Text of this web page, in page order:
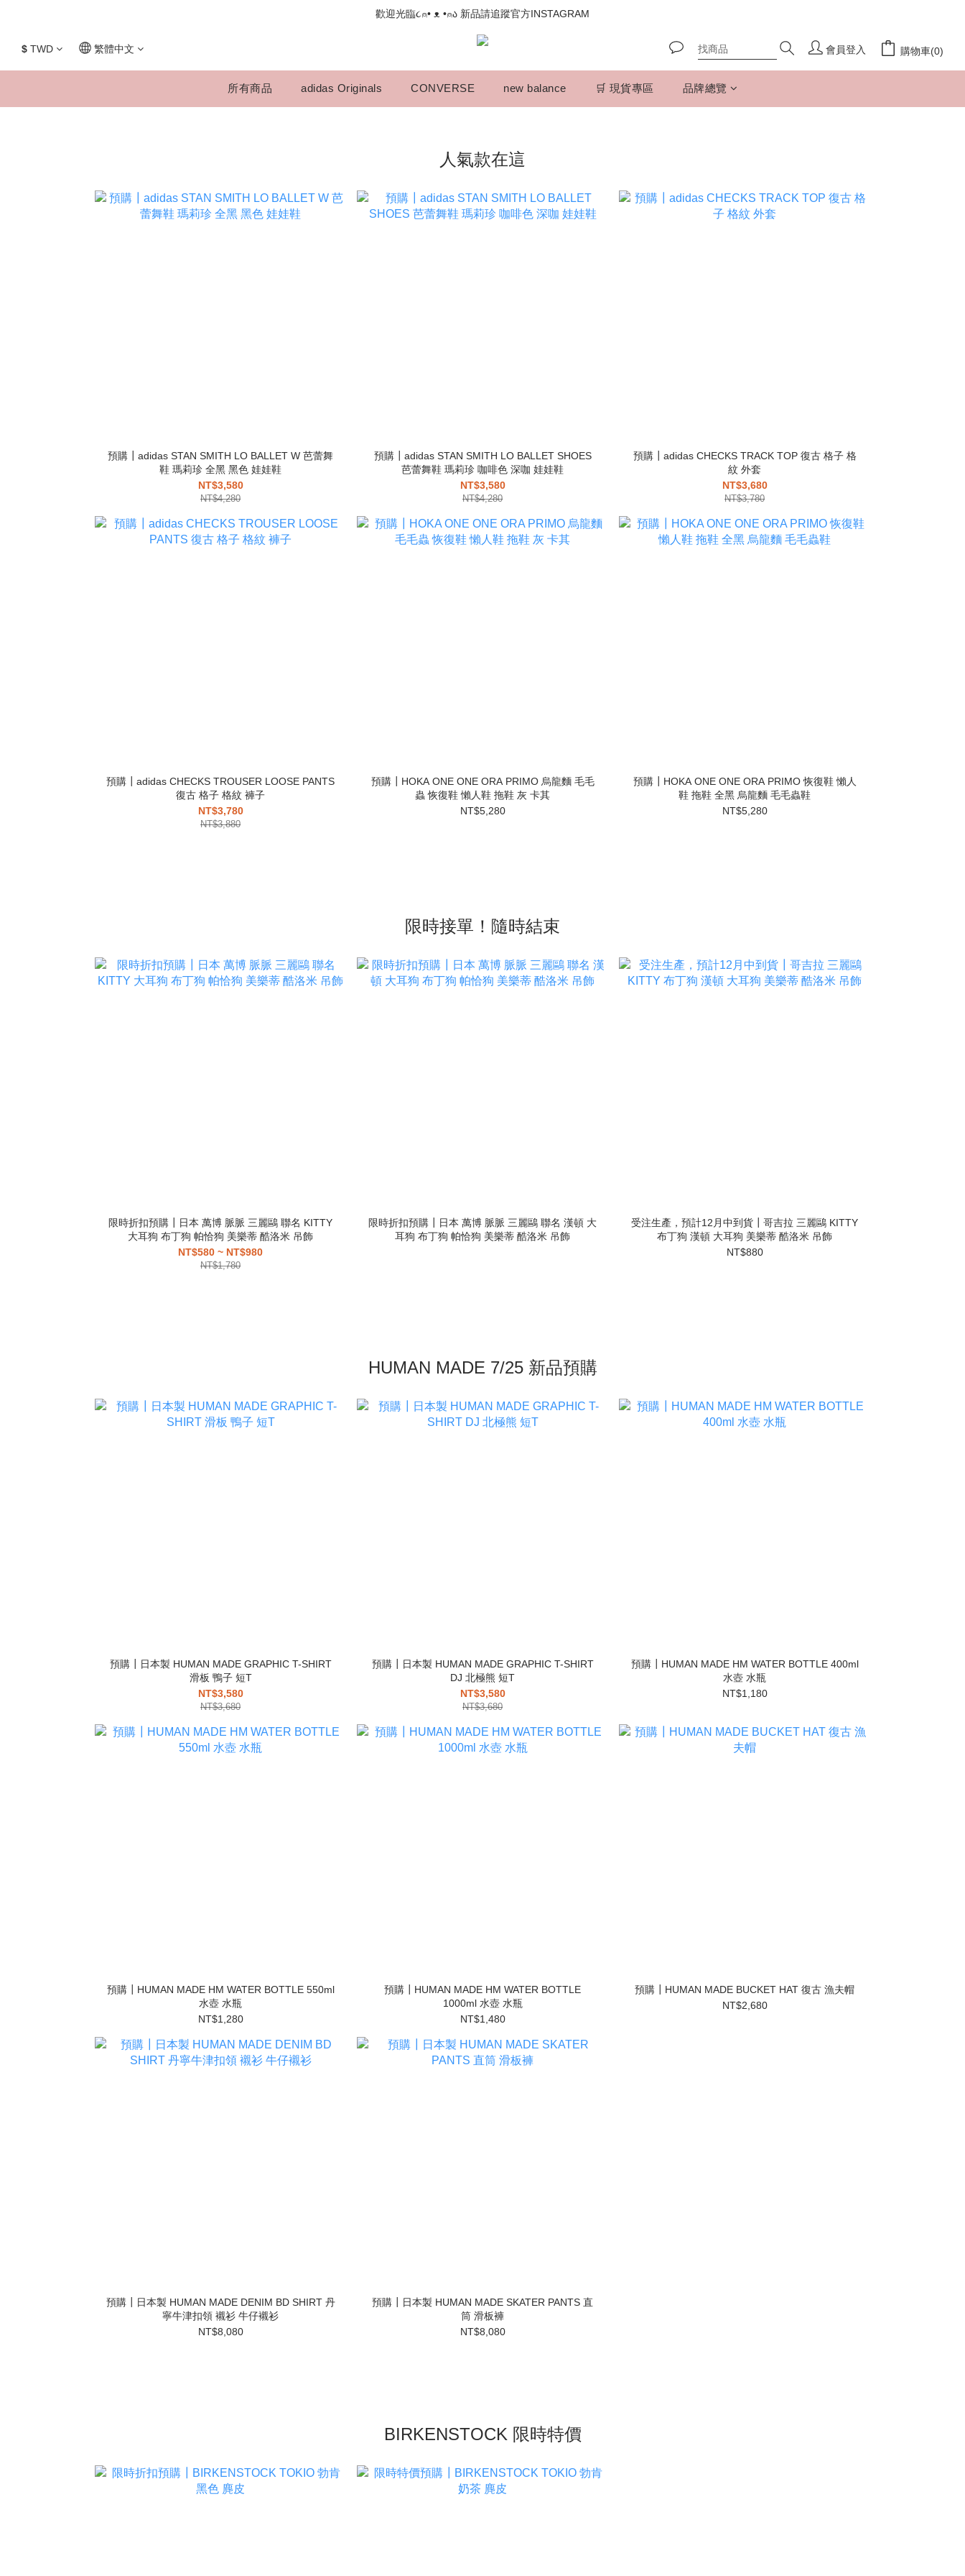
📣如果遇到結帳沒有反應，請另開瀏覽器 (不要直接從ig連結網站下單)
歡迎光臨૮⍝• ᴥ •⍝ა 新品請追蹤官方INSTAGRAM
📣如果遇到結帳沒有反應，請另開瀏覽器 (不要直接從ig連結網站下單)
$ TWD 繁體中文 會員登入 購物車(0)
所有商品 adidas Originals CONVERSE new balance 🛒 現貨專區 品牌總覽
人氣款在這
預購┃adidas STAN SMITH LO BALLET W 芭蕾舞
鞋 瑪莉珍 全黑 黑色 娃娃鞋
NT$3,580
NT$4,280
預購┃adidas STAN SMITH LO BALLET SHOES
芭蕾舞鞋 瑪莉珍 咖啡色 深咖 娃娃鞋
NT$3,580
NT$4,280
預購┃adidas CHECKS TRACK TOP 復古 格子 格
紋 外套
NT$3,680
NT$3,780
預購┃adidas CHECKS TROUSER LOOSE PANTS
復古 格子 格紋 褲子
NT$3,780
NT$3,880
預購┃HOKA ONE ONE ORA PRIMO 烏龍麵 毛毛
蟲 恢復鞋 懶人鞋 拖鞋 灰 卡其
NT$5,280
預購┃HOKA ONE ONE ORA PRIMO 恢復鞋 懶人
鞋 拖鞋 全黑 烏龍麵 毛毛蟲鞋
NT$5,280
限時接單！隨時結束
限時折扣預購┃日本 萬博 脈脈 三麗鷗 聯名 KITTY
大耳狗 布丁狗 帕恰狗 美樂蒂 酷洛米 吊飾
NT$580 ~ NT$980
NT$1,780
限時折扣預購┃日本 萬博 脈脈 三麗鷗 聯名 漢頓 大
耳狗 布丁狗 帕恰狗 美樂蒂 酷洛米 吊飾
受注生產，預計12月中到貨┃哥吉拉 三麗鷗 KITTY
布丁狗 漢頓 大耳狗 美樂蒂 酷洛米 吊飾
NT$880
HUMAN MADE 7/25 新品預購
預購┃日本製 HUMAN MADE GRAPHIC T-SHIRT
滑板 鴨子 短T
NT$3,580
NT$3,680
預購┃日本製 HUMAN MADE GRAPHIC T-SHIRT
DJ 北極熊 短T
NT$3,580
NT$3,680
預購┃HUMAN MADE HM WATER BOTTLE 400ml
水壺 水瓶
NT$1,180
預購┃HUMAN MADE HM WATER BOTTLE 550ml
水壺 水瓶
NT$1,280
預購┃HUMAN MADE HM WATER BOTTLE
1000ml 水壺 水瓶
NT$1,480
預購┃HUMAN MADE BUCKET HAT 復古 漁夫帽
NT$2,680
預購┃日本製 HUMAN MADE DENIM BD SHIRT 丹
寧牛津扣領 襯衫 牛仔襯衫
NT$8,080
預購┃日本製 HUMAN MADE SKATER PANTS 直
筒 滑板褲
NT$8,080
BIRKENSTOCK 限時特價